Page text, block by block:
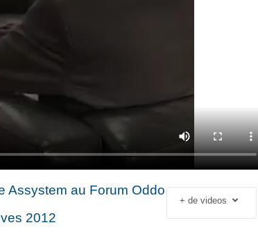
Jean-François Rial Pdg
Voyageurs du Monde : « C’est
Assystem au Forum Oddo
2012
+ de videos